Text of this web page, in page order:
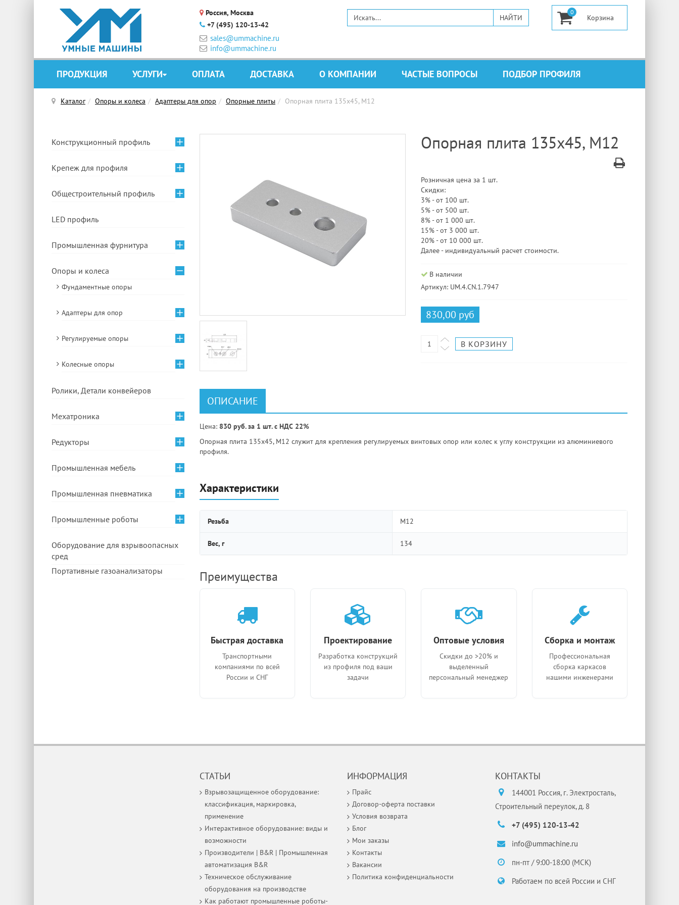
Россия, Москва
+7 (495) 120-13-42
sales@ummachine.ru
info@ummachine.ru
0
ПРОДУКЦИЯ УСЛУГИ ОПЛАТА ДОСТАВКА О КОМПАНИИ ЧАСТЫЕ ВОПРОСЫ ПОДБОР ПРОФИЛЯ
Каталог Опоры и колеса Адаптеры для опор Опорные плиты Опорная плита 135х45, М12
Опорная плита 135х45, М12
Розничная цена за 1 шт.
Скидки:
3% - от 100 шт.
5% - от 500 шт.
8% - от 1 000 шт.
15% - от 3 000 шт.
20% - от 10 000 шт.
Далее - индивидуальный расчет стоимости.
В наличии
Артикул: UM.4.CN.1.7947
830,00 руб
ОПИСАНИЕ
Цена: 830 руб. за 1 шт. с НДС 22%
Опорная плита 135х45, М12 служит для крепления регулируемых винтовых опор или колес к углу конструкции из алюминиевого
профиля.
Характеристики
Резьба M12
Вес, г 134
Преимущества
Быстрая доставка
Транспортными
компаниями по всей
России и СНГ
Проектирование
Разработка конструкций
из профиля под ваши
задачи
Оптовые условия
Скидки до >20% и
выделенный
персональный менеджер
Сборка и монтаж
Профессиональная
сборка каркасов
нашими инженерами
Конструкционный профиль
Крепеж для профиля
Общестроительный профиль
LED профиль
Промышленная фурнитура
Опоры и колеса
Фундаментные опоры
Адаптеры для опор
Регулируемые опоры
Колесные опоры
Ролики, Детали конвейеров
Мехатроника
Редукторы
Промышленная мебель
Промышленная пневматика
Промышленные роботы
Оборудование для взрывоопасных
сред
Портативные газоанализаторы
СТАТЬИ
Взрывозащищенное оборудование:
классификация, маркировка,
применение
Интерактивное оборудование: виды и
возможности
Производители | B&R | Промышленная
автоматизация B&R
Техническое обслуживание
оборудования на производстве
Как работают промышленные роботы-
ИНФОРМАЦИЯ
Прайс
Договор-оферта поставки
Условия возврата
Блог
Мои заказы
Контакты
Вакансии
Политика конфиденциальности
КОНТАКТЫ
144001 Россия, г. Электросталь,
Строительный переулок, д. 8
+7 (495) 120-13-42
info@ummachine.ru
пн-пт / 9:00-18:00 (МСК)
Работаем по всей России и СНГ